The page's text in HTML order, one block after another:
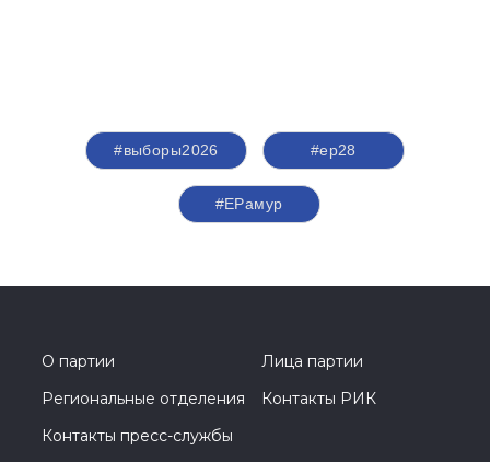
#выборы2026 #ер28
#ЕРамур
О партии
Лица партии
Региональные отделения
Контакты РИК
Контакты пресс-службы